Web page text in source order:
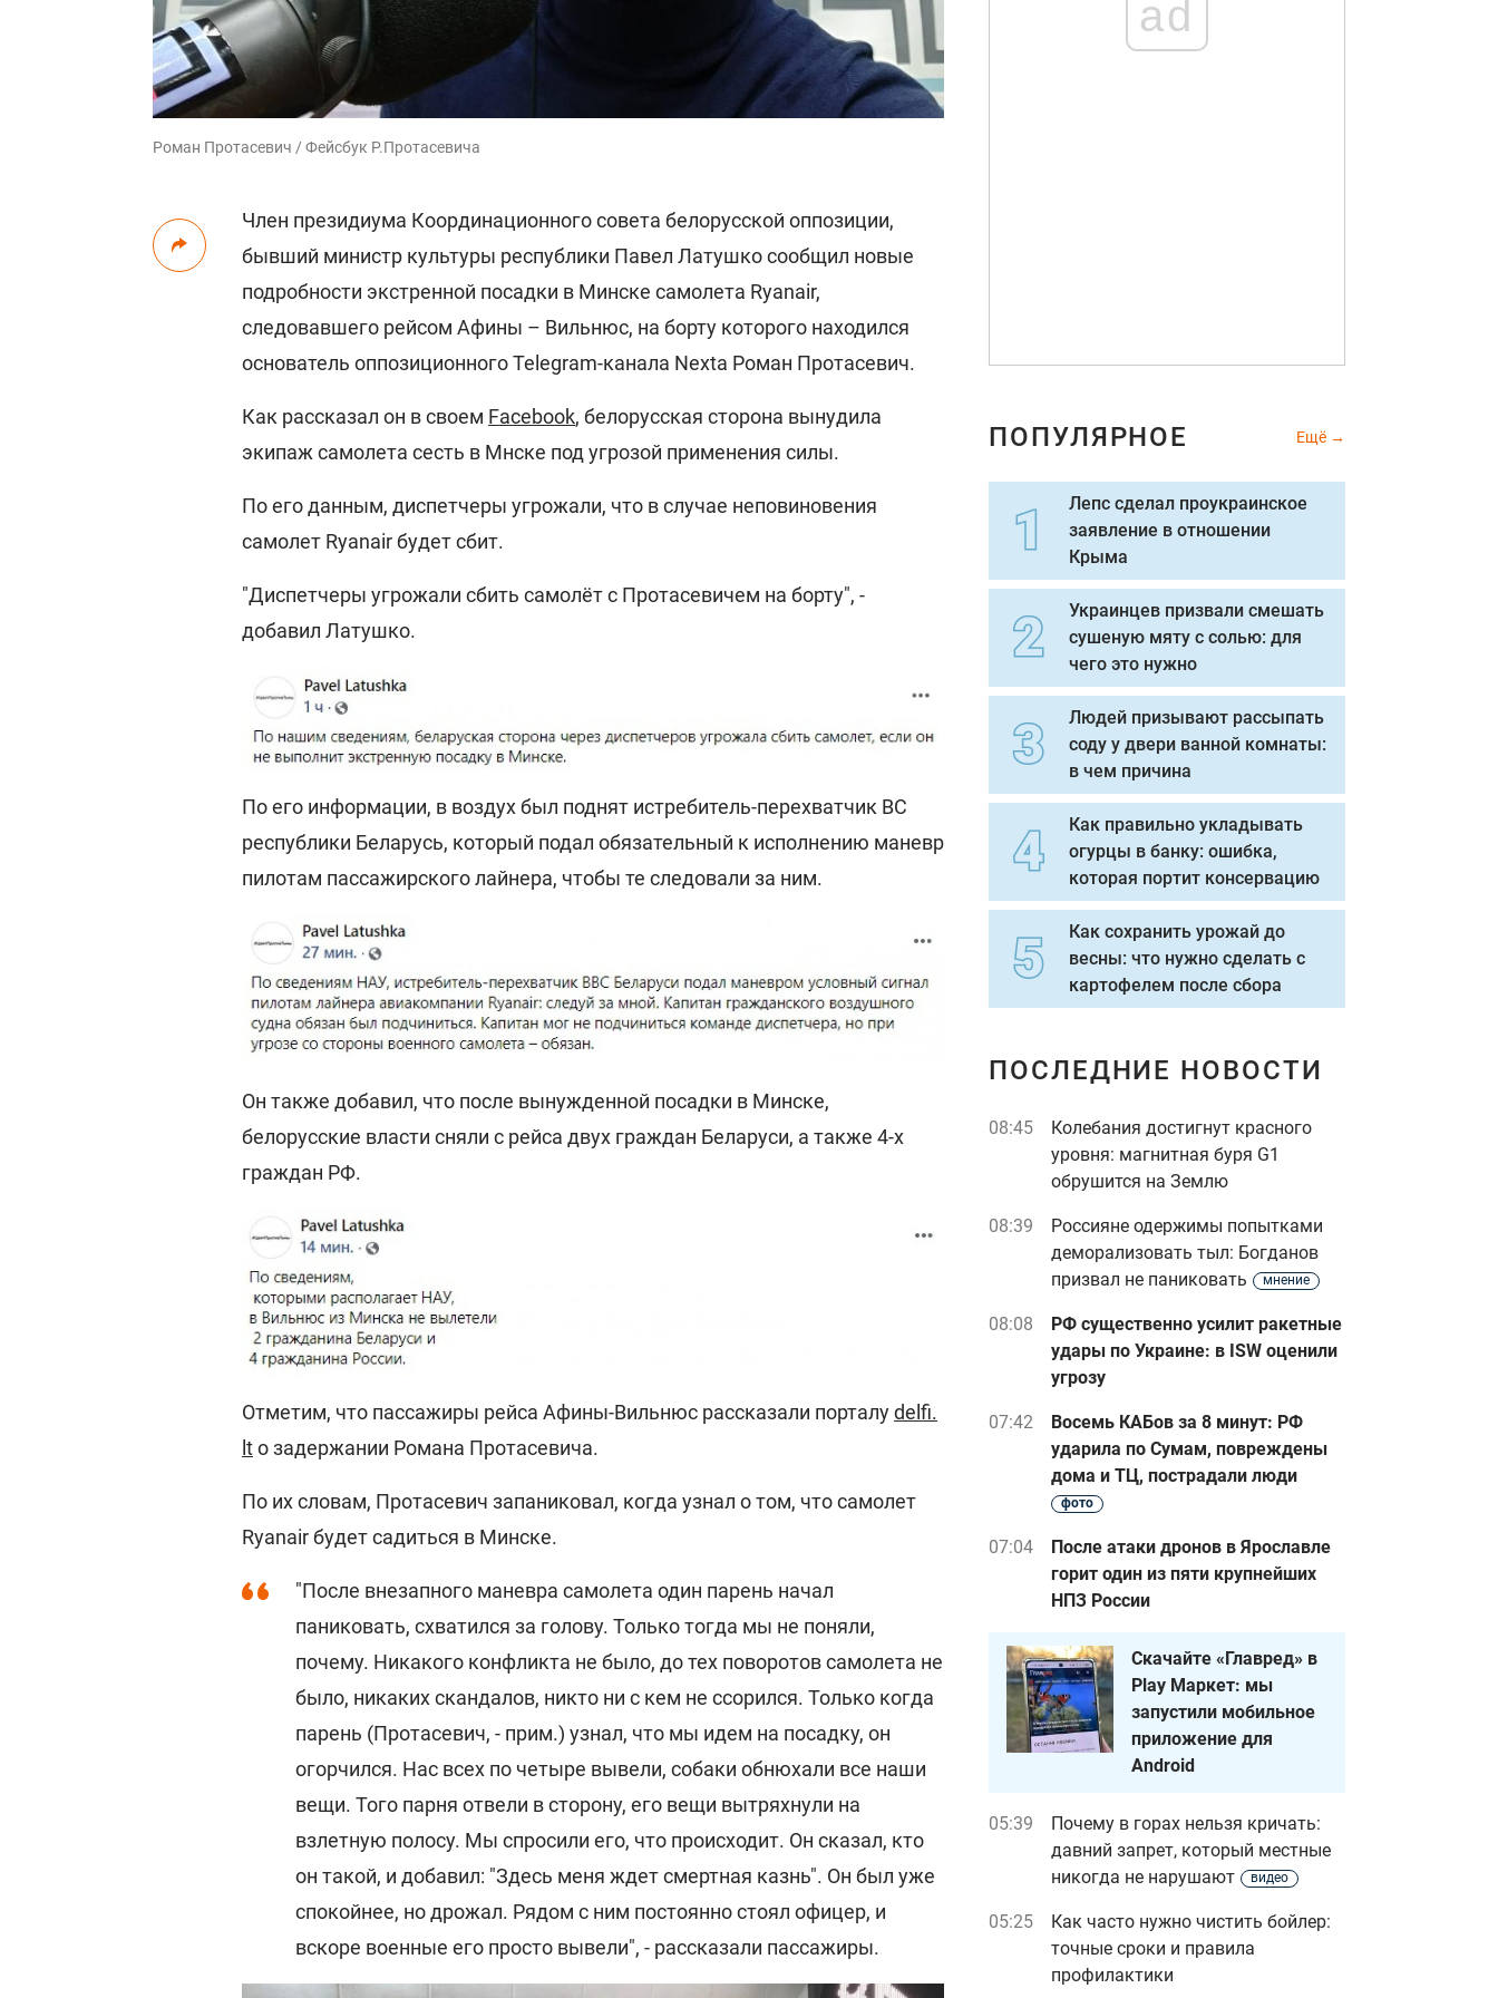
Роман Протасевич / Фейсбук Р.Протасевича
Член президиума Координационного совета белорусской оппозиции,
бывший министр культуры республики Павел Латушко сообщил новые
подробности экстренной посадки в Минске самолета Ryanair,
следовавшего рейсом Афины – Вильнюс, на борту которого находился
основатель оппозиционного Telegram-канала Nexta Роман Протасевич.
Как рассказал он в своем Facebook, белорусская сторона вынудила
экипаж самолета сесть в Мнске под угрозой применения силы.
По его данным, диспетчеры угрожали, что в случае неповиновения
самолет Ryanair будет сбит.
"Диспетчеры угрожали сбить самолёт с Протасевичем на борту", -
добавил Латушко.
По его информации, в воздух был поднят истребитель-перехватчик ВС
республики Беларусь, который подал обязательный к исполнению маневр
пилотам пассажирского лайнера, чтобы те следовали за ним.
Он также добавил, что после вынужденной посадки в Минске,
белорусские власти сняли с рейса двух граждан Беларуси, а также 4-х
граждан РФ.
Отметим, что пассажиры рейса Афины-Вильнюс рассказали порталуdelfi.
ltо задержании Романа Протасевича.
По их словам, Протасевич запаниковал, когда узнал о том, что самолет
Ryanair будет садиться в Минске.
"После внезапного маневра самолета один парень начал
паниковать, схватился за голову. Только тогда мы не поняли,
почему. Никакого конфликта не было, до тех поворотов самолета не
было, никаких скандалов, никто ни с кем не ссорился. Только когда
парень (Протасевич, - прим.) узнал, что мы идем на посадку, он
огорчился. Нас всех по четыре вывели, собаки обнюхали все наши
вещи. Того парня отвели в сторону, его вещи вытряхнули на
взлетную полосу. Мы спросили его, что происходит. Он сказал, кто
он такой, и добавил: "Здесь меня ждет смертная казнь". Он был уже
спокойнее, но дрожал. Рядом с ним постоянно стоял офицер, и
вскоре военные его просто вывели", - рассказали пассажиры.
ad
ПОПУЛЯРНОЕ Ещё
Лепс сделал проукраинское
заявление в отношении
Крыма
Украинцев призвали смешать
сушеную мяту с солью: для
чего это нужно
Людей призывают рассыпать
соду у двери ванной комнаты:
в чем причина
Как правильно укладывать
огурцы в банку: ошибка,
которая портит консервацию
Как сохранить урожай до
весны: что нужно сделать с
картофелем после сбора
ПОСЛЕДНИЕ НОВОСТИ
08:45
Колебания достигнут красного
уровня: магнитная буря G1
обрушится на Землю
08:39
Россияне одержимы попытками
деморализовать тыл: Богданов
призвал не паниковать
мнение
08:08
РФ существенно усилит ракетные
удары по Украине: в ISW оценили
угрозу
07:42
Восемь КАБов за 8 минут: РФ
ударила по Сумам, повреждены
дома и ТЦ, пострадали люди
фото
07:04
После атаки дронов в Ярославле
горит один из пяти крупнейших
НПЗ России
Скачайте «Главред» в
Play Маркет: мы
запустили мобильное
приложение для
Android
05:39
Почему в горах нельзя кричать:
давний запрет, который местные
никогда не нарушают
видео
05:25
Как часто нужно чистить бойлер:
точные сроки и правила
профилактики